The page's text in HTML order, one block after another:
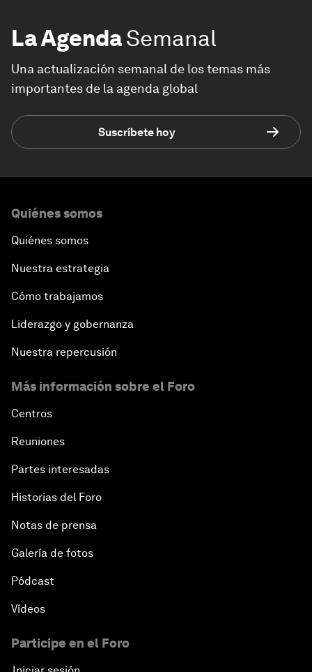
La AgendaSemanal
Una actualización semanal de los temas más
importantes de la agenda global
Suscríbete hoy
Quiénes somos
Quiénes somos
Nuestra estrategia
Cómo trabajamos
Liderazgo y gobernanza
Nuestra repercusión
Más información sobre el Foro
Centros
Reuniones
Partes interesadas
Historias del Foro
Notas de prensa
Galería de fotos
Pódcast
Vídeos
Participe en el Foro